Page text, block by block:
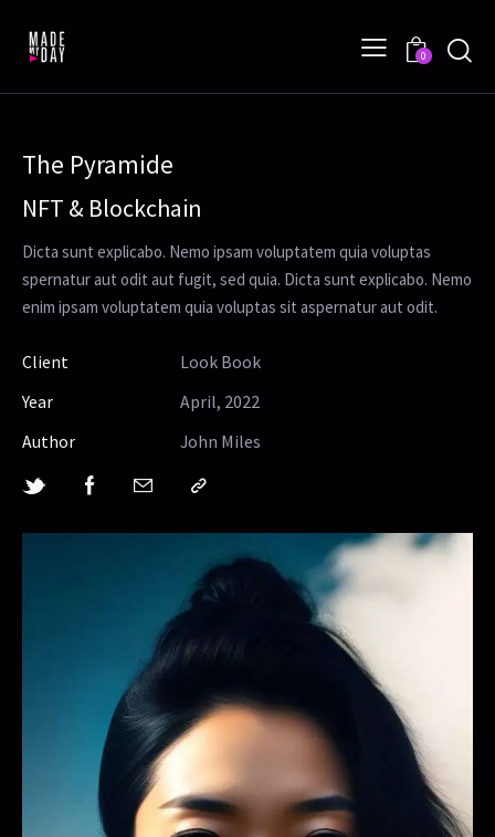
0
The Pyramide
NFT & Blockchain
Dicta sunt explicabo. Nemo ipsam voluptatem quia voluptas
spernatur aut odit aut fugit, sed quia. Dicta sunt explicabo. Nemo
enim ipsam voluptatem quia voluptas sit aspernatur aut odit.
Client
Look Book
Year
April, 2022
Author
John Miles